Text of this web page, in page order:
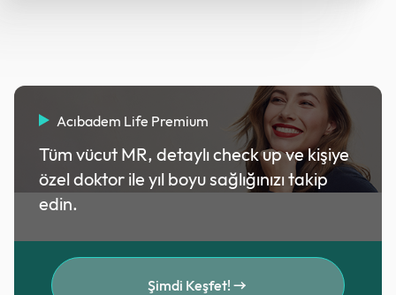
Acıbadem Life Premium
Tüm vücut MR, detaylı check up ve kişiye
özel doktor ile yıl boyu sağlığınızı takip
edin.
Şimdi Keşfet!